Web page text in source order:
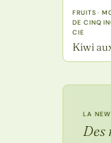
FRUITS ·
DE CINQ
CIE
Kiwi
LA
Des